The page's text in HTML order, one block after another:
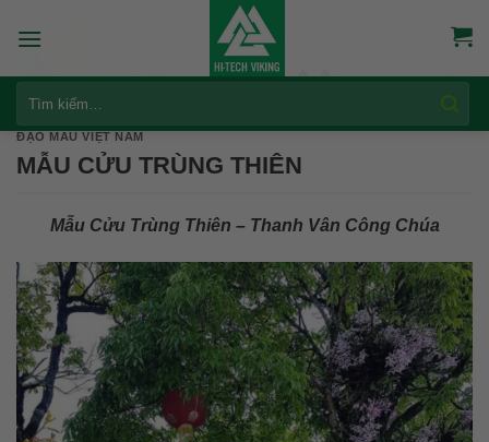
kiếm:
ĐẠO MẪU VIỆT NAM
MẪU CỬU TRÙNG THIÊN
Mẫu Cửu Trùng Thiên – Thanh Vân Công Chúa